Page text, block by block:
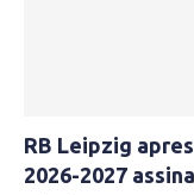
RB Leipzig
2026-2027